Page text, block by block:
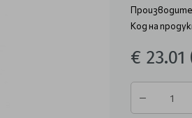
Код на
€ 23.01